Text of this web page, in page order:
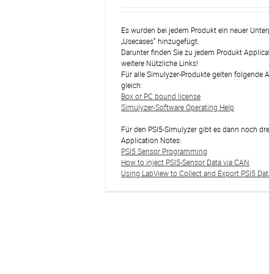
Es wurden bei jedem Produkt ein neuer
„Usecases“ hinzugefügt.
Darunter finden Sie zu jedem Produkt
weitere Nützliche Links!
Für alle Simulyzer-Produkte gelten folgende
gleich:
Box or PC bound license
Simulyzer-Software Operating Help
Für den PSI5-Simulyzer gibt es dann noch
Application Notes:
PSI5 Sensor Programming
How to inject PSI5-Sensor Data via CAN
Using LabView to Collect and Export PSI5